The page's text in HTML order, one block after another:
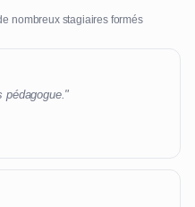
nombreux stagiaires formés
pédagogue."